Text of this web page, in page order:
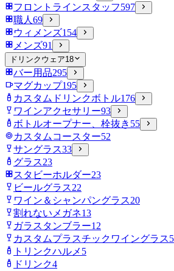
フロントラインスタッフ597
職人 69
ウィメンズ154
メンズ91
ドリンクウェア18
バー用品295
マグカップ195
カスタムドリンクボトル176
ワインアクセサリー93
ボトルオープナー、栓抜き 55
カスタムコースター52
サングラス33
グラス23
スタビーホルダー23
ビールグラス22
ワイン＆シャンパングラス20
割れないメガネ13
ガラスタンブラー12
カスタムプラスチックワイングラス5
トリンクハルメ 5
ドリンク4